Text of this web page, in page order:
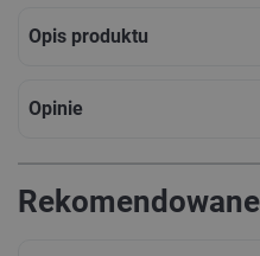
Opis produktu
Opinie